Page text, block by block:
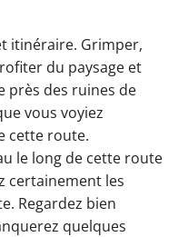
itinéraire. Grimper,
du paysage et
près des ruines de
vous voyiez
cette route.
le long de cette route
certainement les
Regardez bien
quelques